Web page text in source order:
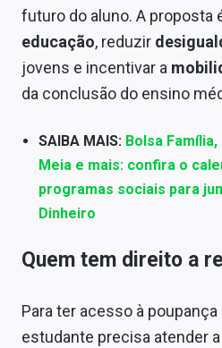
futuro do aluno. A proposta
educação, reduzir
jovens e incentivar a
da conclusão do ensino
SAIBA MAIS: Bolsa
Meia e mais: confira o
programas sociais para
Dinheiro
Quem tem direito a
Para ter acesso à
estudante precisa atender